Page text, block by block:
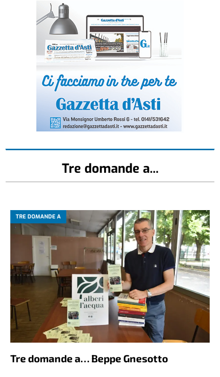
Tre domande a...
TRE DOMANDE A
Tre domande a… Beppe Gnesotto